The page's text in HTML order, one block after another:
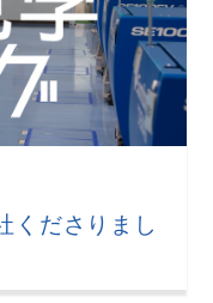
くださりまし